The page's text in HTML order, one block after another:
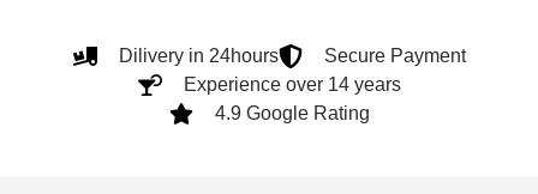
Dilivery in 24hours
Secure Payment
Experience over 14 years
4.9 Google Rating